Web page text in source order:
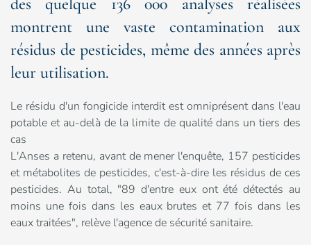
montrent une vaste contamination aux
résidus de pesticides, même des années après
leur utilisation.
Le résidu d'un fongicide interdit est omniprésent dans l'eau
potable et au-delà de la limite de qualité dans un tiers des
cas
L'Anses a retenu, avant de mener l'enquête, 157 pesticides
et métabolites de pesticides, c'est-à-dire les résidus de ces
pesticides. Au total, "89 d'entre eux ont été détectés au
moins une fois dans les eaux brutes et 77 fois dans les
eaux traitées", relève l'agence de sécurité sanitaire.